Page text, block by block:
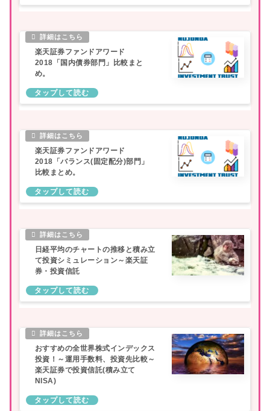
楽天証券ファンドアワード
2018「国内債券部門」比較まと
め。
楽天証券ファンドアワード
2018「バランス(固定配分)部門」
比較まとめ。
日経平均のチャートの推移と積み立
て投資シミュレーション～楽天証
券・投資信託
おすすめの全世界株式インデックス
投資！～運用手数料、投資先比較～
楽天証券で投資信託(積み立て
NISA)